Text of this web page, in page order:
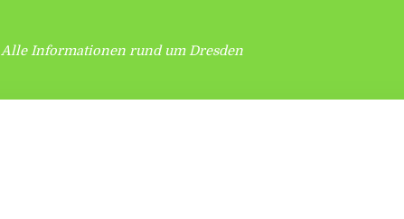
Alle Informationen rund um Dresden